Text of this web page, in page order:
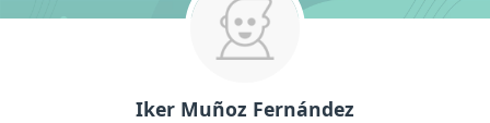
Iker Muñoz Fernández